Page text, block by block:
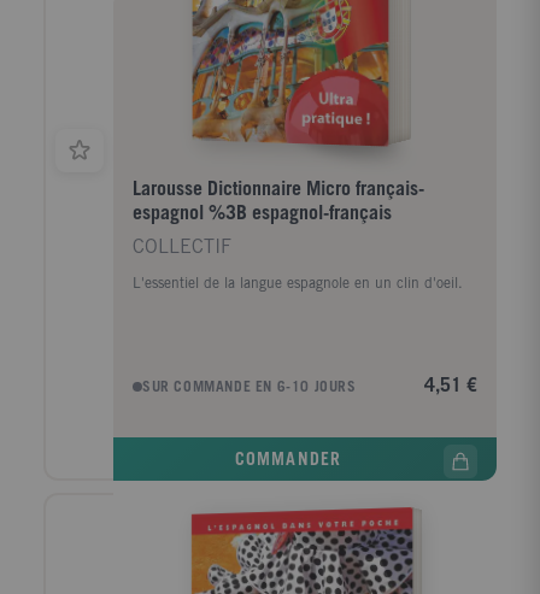
Larousse Dictionnaire Micro français-
espagnol %3B espagnol-français
COLLECTIF
L'essentiel de la langue espagnole en un clin d'oeil.
SUR COMMANDE EN 6-10 JOURS 4,51 €
COMMANDER